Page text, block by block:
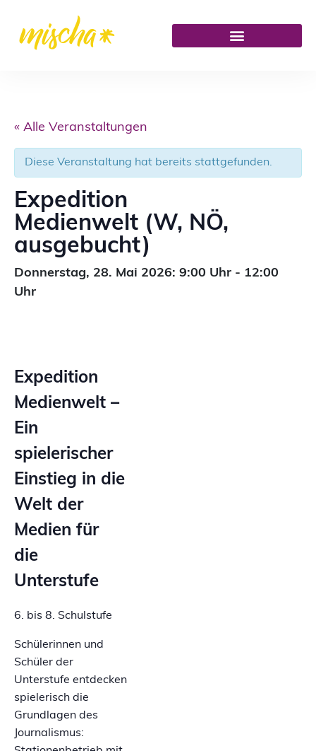
« Alle Veranstaltungen
Diese Veranstaltung hat bereits stattgefunden.
Expedition
Medienwelt (W, NÖ,
ausgebucht)
Donnerstag, 28. Mai 2026: 9:00 Uhr - 12:00
Uhr
Expedition
Medienwelt –
Ein
spielerischer
Einstieg in die
Welt der
Medien für
die
Unterstufe
6. bis 8. Schulstufe
Schülerinnen und
Schüler der
Unterstufe entdecken
spielerisch die
Grundlagen des
Journalismus: